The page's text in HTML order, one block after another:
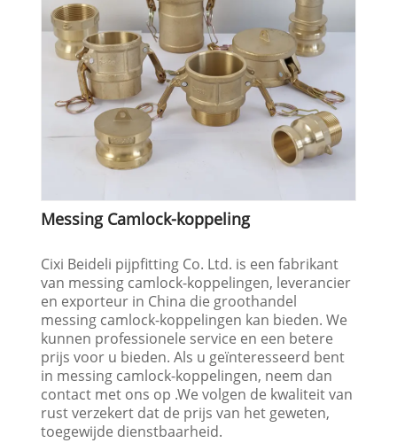
Messing Camlock-koppeling
Cixi Beideli pijpfitting Co. Ltd. is een fabrikant
van messing camlock-koppelingen, leverancier
en exporteur in China die groothandel
messing camlock-koppelingen kan bieden. We
kunnen professionele service en een betere
prijs voor u bieden. Als u geïnteresseerd bent
in messing camlock-koppelingen, neem dan
contact met ons op .We volgen de kwaliteit van
rust verzekert dat de prijs van het geweten,
toegewijde dienstbaarheid.